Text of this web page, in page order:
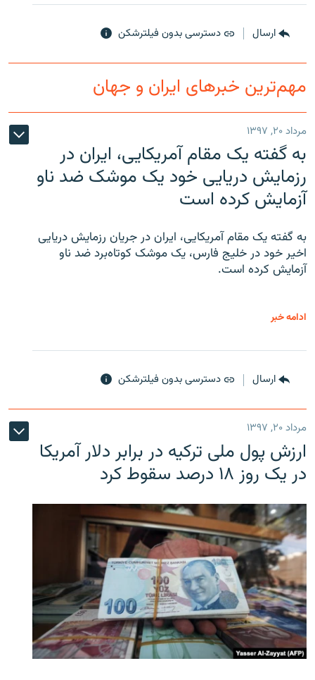
ارسال دسترسی بدون فیلترشکن
مهم‌ترین خبرهای ایران و جهان
مرداد ۲۰, ۱۳۹۷
به گفته یک مقام آمریکایی، ایران در
رزمایش دریایی خود یک موشک ضد ناو
آزمایش کرده است
به گفته یک مقام آمریکایی، ایران در جریان رزمایش دریایی
اخیر خود در خلیج فارس، یک موشک کوتاه‌برد ضد ناو
آزمایش کرده است.
ادامه خبر
ارسال دسترسی بدون فیلترشکن
مرداد ۲۰, ۱۳۹۷
ارزش پول ملی ترکیه در برابر دلار آمریکا
در یک روز ۱۸ درصد سقوط کرد